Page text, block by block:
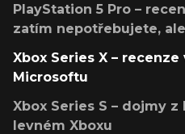
PlayStation 5 Pro –
zatím nepotřebujete,
Xbox Series X –
Microsoftu
Xbox Series S – dojmy z
levném Xboxu